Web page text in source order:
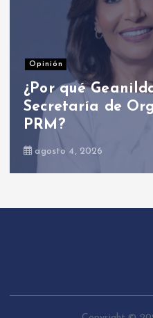
Presidente
primer Foro
miras a impulsar
económico
agosto 6, 2026